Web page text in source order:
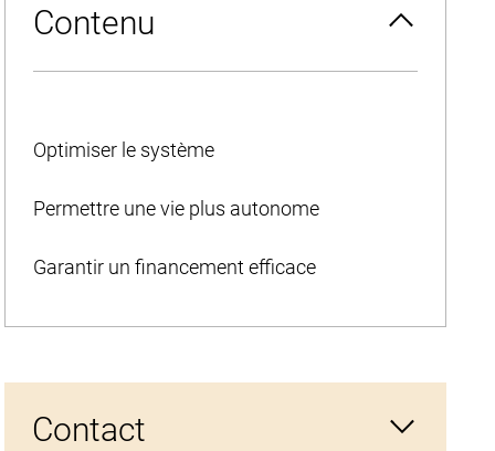
Contenu
Optimiser le système
Permettre une vie plus autonome
Garantir un financement efficace
Contact